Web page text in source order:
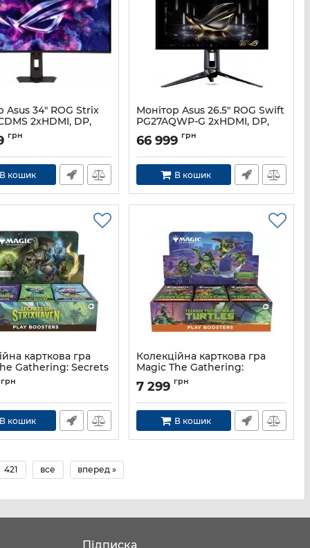
Asus 34" ROG Strix
2xHDMI, DP,
Audio, QD-
21:9, 280Hz,
P3 99.3%,
G-SYNC, FreeSync,
грн
В кошик
Монітор Asus 26.5" ROG Swift
PG27AQWP-G 2xHDMI, DP,
3xUSB, WOLED, 2560x1440,
540/720Hz, 0.02ms, DCI-P3
99.5%, G-SYNC, FreeSync,
Pivot, HDR500
Артикул: 90LM0CF0-B02971
66 999 грн
В кошик
карткова гра
Gathering: Secrets
Play Booster
грн
В кошик
Колекційна карткова гра
Magic The Gathering:
Teenage Mutant Ninja Turtles
Play
Артикул: 195166308036
7 299 грн
В кошик
421 все вперед »
Підписка